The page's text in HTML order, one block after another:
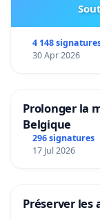
4 148
30 Apr 2026
Prolonger la
Belgique
296 signatures
17 Jul 2026
Préserver les